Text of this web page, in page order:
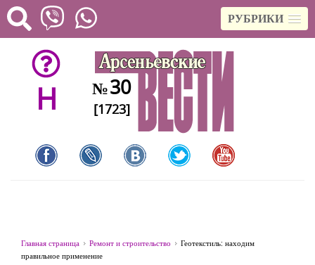
РУБРИКИ
H №30
[1723]
Главная страница Ремонт и строительство
Геотекстиль: находим
правильное применение